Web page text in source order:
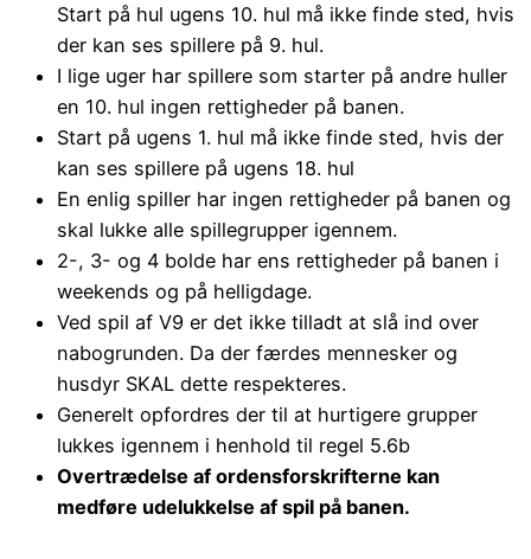
Start på hul ugens 10. hul må ikke finde sted, hvis
der kan ses spillere på 9. hul.
I lige uger har spillere som starter på andre huller
en 10. hul ingen rettigheder på banen.
Start på ugens 1. hul må ikke finde sted, hvis der
kan ses spillere på ugens 18. hul
En enlig spiller har ingen rettigheder på banen og
skal lukke alle spillegrupper igennem.
2-, 3- og 4 bolde har ens rettigheder på banen i
weekends og på helligdage.
Ved spil af V9 er det ikke tilladt at slå ind over
nabogrunden. Da der færdes mennesker og
husdyr SKAL dette respekteres.
Generelt opfordres der til at hurtigere grupper
lukkes igennem i henhold til regel 5.6b
Overtrædelse af ordensforskrifterne kan
medføre udelukkelse af spil på banen.